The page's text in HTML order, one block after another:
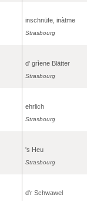
inschnüfe, inàtme
Strasbourg
d' grìene Blätter
Strasbourg
ehrlich
Strasbourg
's Heu
Strasbourg
d'r Schwawel